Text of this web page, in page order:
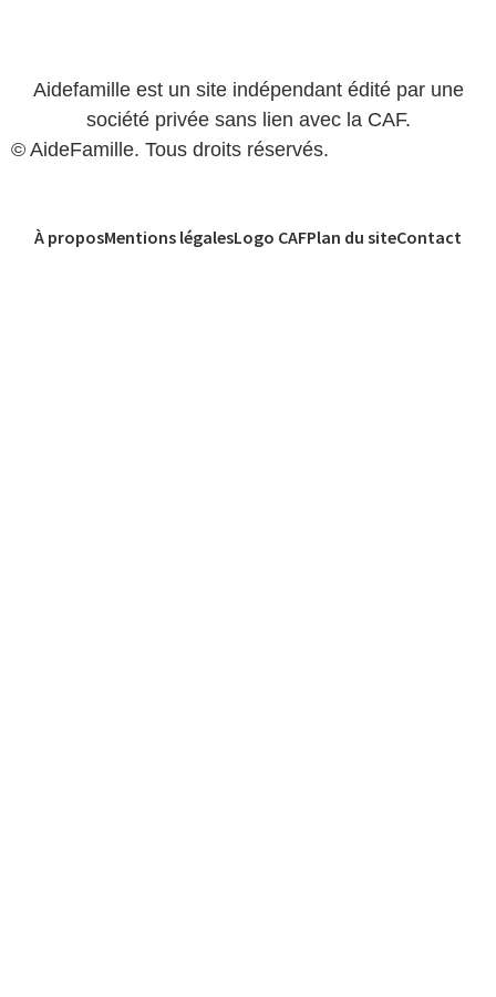
Aidefamille est un site indépendant édité par une
société privée sans lien avec la CAF.
© AideFamille. Tous droits réservés.
À proposMentions légalesLogo CAFPlan du siteContact